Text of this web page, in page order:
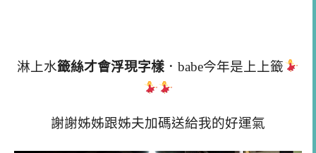
淋上水籤絲才會浮現字樣 ．babe今年是上上籤
謝謝姊姊跟姊夫加碼送給我的好運氣